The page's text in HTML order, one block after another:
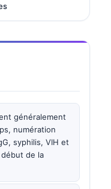
généralement
numération
syphilis, VIH et
début de la